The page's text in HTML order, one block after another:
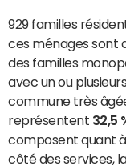
929 familles
ces ménages sont
des familles
avec un ou
commune très
représentent 32,5
composent quant à
côté des services,